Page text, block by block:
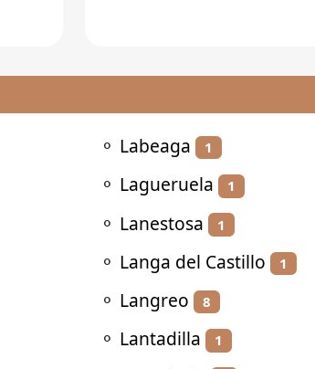
⚬ Labeaga 1
⚬ Lagueruela 1
⚬ Lanestosa 1
⚬ Langa del Castillo 1
⚬ Langreo 8
⚬ Lantadilla 1